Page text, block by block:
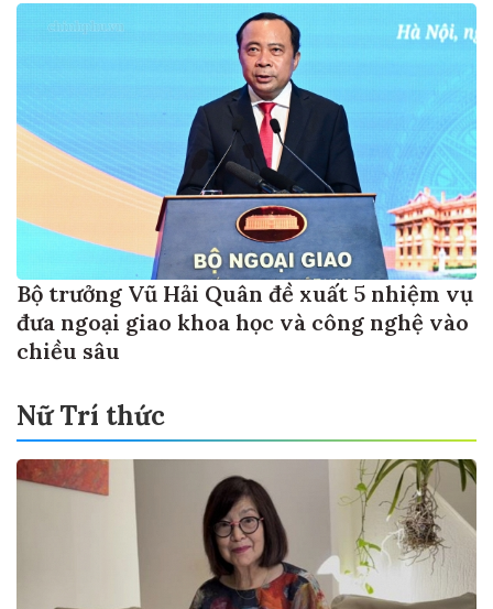
Bộ trưởng Vũ Hải Quân đề xuất 5 nhiệm vụ
đưa ngoại giao khoa học và công nghệ vào
chiều sâu
Nữ Trí thức